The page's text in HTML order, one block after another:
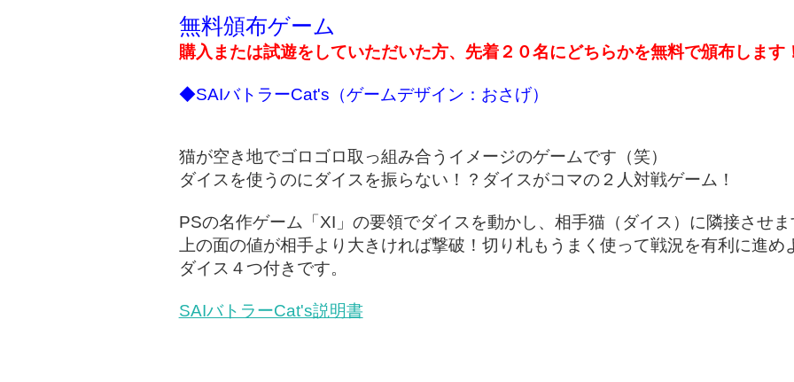
無料頒布ゲーム
購入または試遊をしていただいた方、先着２０名にどちらかを無料で頒布します
◆SAIバトラーCat's（ゲームデザイン：おさげ）
猫が空き地でゴロゴロ取っ組み合うイメージのゲームです（笑）
ダイスを使うのにダイスを振らない！？ダイスがコマの２人対戦ゲーム！
PSの名作ゲーム「XI」の要領でダイスを動かし、相手猫（ダイス）に隣接させま
上の面の値が相手より大きければ撃破！切り札もうまく使って戦況を有利に進め
ダイス４つ付きです。
SAIバトラーCat's説明書